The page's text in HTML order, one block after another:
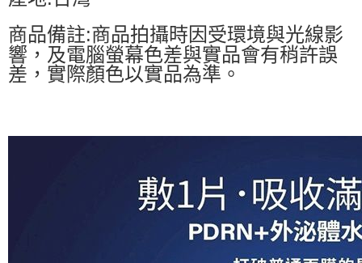
商品備註:商品拍攝時因受環境與光線影
響，及電腦螢幕色差與實品會有稍許誤
差，實際顏色以實品為準。